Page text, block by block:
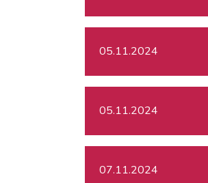
05.11.2024
05.11.2024
07.11.2024